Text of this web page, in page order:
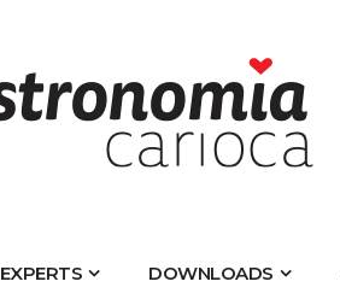
EXPERTS DOWNLOADS